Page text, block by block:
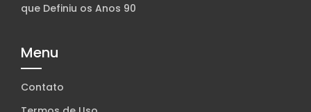
que Definiu os Anos 90
Menu
Contato